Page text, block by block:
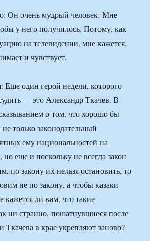
Он очень мудрый человек. Мне
у него получилось. Потому, как
на телевидении, мне кажется,
и чувствует.
Еще один герой недели, которого
— это Александр Ткачев. В
о том, что хорошо бы
не только законодательный
ему национальностей на
еще и поскольку не всегда закон
по закону их нельзя остановить, то
не по закону, а чтобы казаки
кажется ли вам, что такие
ни странно, пошатнувшиеся после
в крае укрепляют заново?